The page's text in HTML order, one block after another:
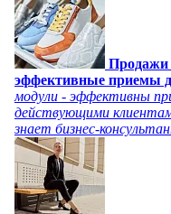
Продажи
эффективные приемы
модули - эффективны
действующими
знает бизнес-